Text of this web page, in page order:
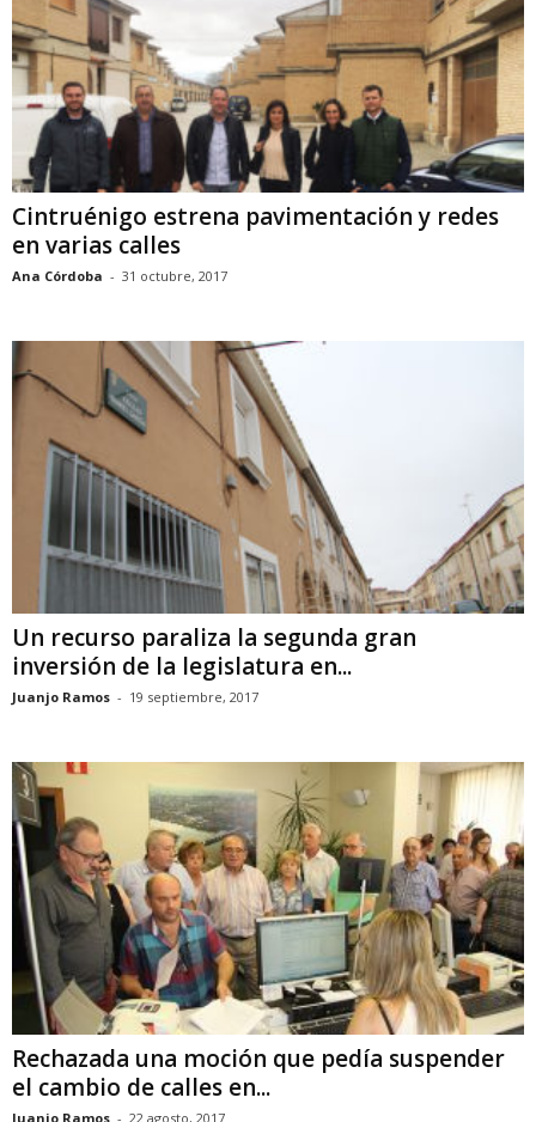
Cintruénigo estrena pavimentación y redes
en varias calles
Ana Córdoba - 31 octubre, 2017
Un recurso paraliza la segunda gran
inversión de la legislatura en...
Juanjo Ramos - 19 septiembre, 2017
Rechazada una moción que pedía suspender
el cambio de calles en...
Juanjo Ramos - 22 agosto, 2017